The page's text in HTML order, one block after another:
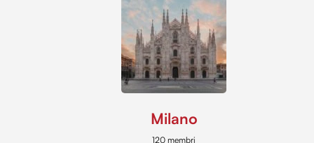
Milano
120 membri